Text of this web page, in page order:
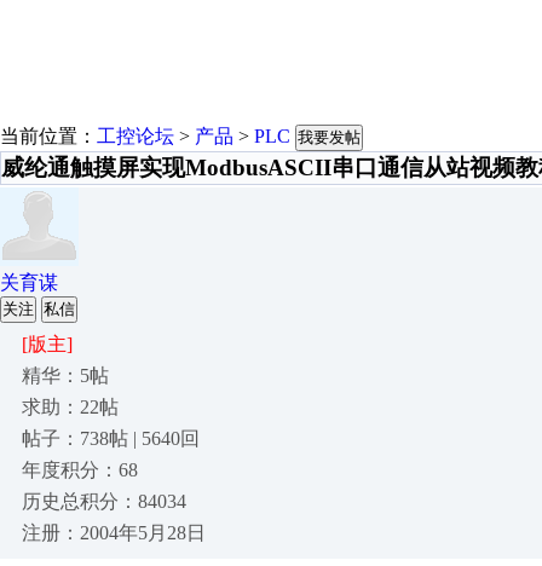
当前位置： 工控论坛 > 产品 > PLC 我要发帖
威纶通触摸屏实现ModbusASCII串口通信从站视频
关育谋
关注 私信
[版主]
精华：5帖
求助：22帖
帖子：738帖 | 5640回
年度积分：68
历史总积分：84034
注册：2004年5月28日